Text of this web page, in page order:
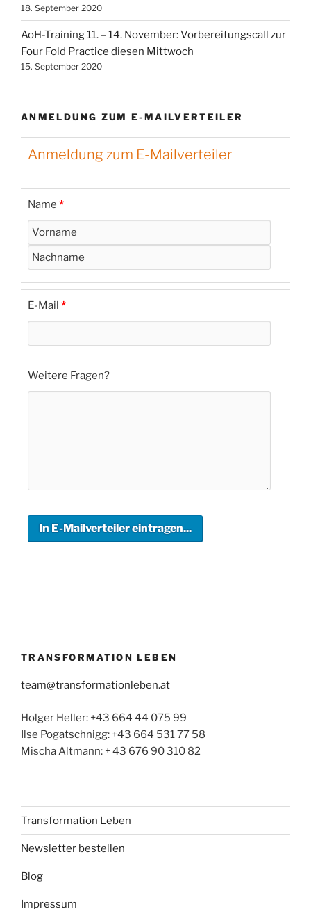
18. September 2020
AoH-Training 11. – 14. November: Vorbereitungscall zur
Four Fold Practice diesen Mittwoch
15. September 2020
ANMELDUNG ZUM E-MAILVERTEILER
Anmeldung zum E-Mailverteiler
Name *
E-Mail *
Weitere Fragen?
TRANSFORMATION LEBEN
team@transformationleben.at
Holger Heller: +43 664 44 075 99
Ilse Pogatschnigg: +43 664 531 77 58
Mischa Altmann: + 43 676 90 310 82
Transformation Leben
Newsletter bestellen
Blog
Impressum